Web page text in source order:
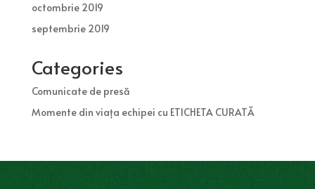
octombrie 2019
septembrie 2019
Categories
Comunicate de presă
Momente din viața echipei cu ETICHETA CURATĂ